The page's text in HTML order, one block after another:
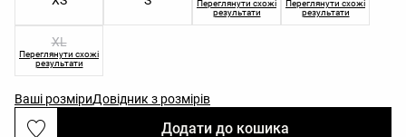
Переглянути схожі
результати
Переглянути схожі
результати
XL
Переглянути схожі
результати
Ваші розміриДовідник з розмірів
Додати до кошика